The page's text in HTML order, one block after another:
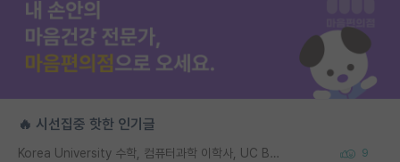
🔥 시선집중 핫한 인기글
Korea University 수학, 컴퓨터과학 이학사, UC Berkeley 산업공학 대학원 공학박사가 되는 것은 쉽지 않겠죠? 9